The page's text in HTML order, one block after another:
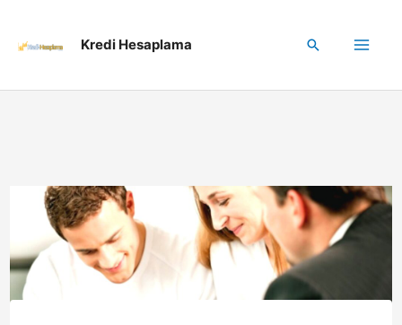
atla
Kredi Hesaplama Arama